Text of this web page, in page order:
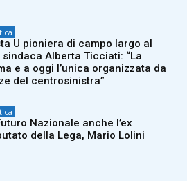
U pioniera di campo largo al
sindaca Alberta Ticciati: “La
e a oggi l’unica organizzata da
del centrosinistra”
Nazionale anche l’ex
della Lega, Mario Lolini